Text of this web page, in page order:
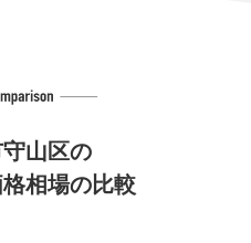
山区の
相場の比較